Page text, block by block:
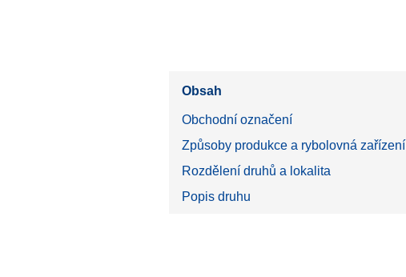
Obsah
Obchodní označení
Způsoby produkce a rybolovná zařízení
Rozdělení druhů a lokalita
Popis druhu